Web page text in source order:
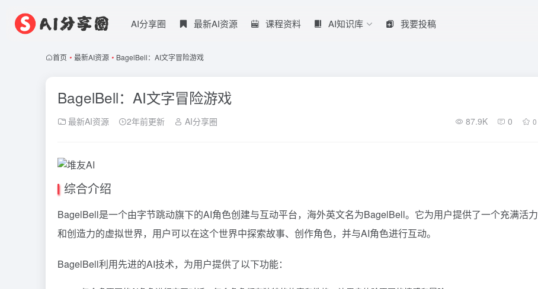
AI分享圈 最新AI资源 课程资料 AI知识库 我要投稿
首页 • 最新AI资源 • BagelBell：AI文字冒险游戏
BagelBell：AI文字冒险游戏
最新AI资源 2年前更新 AI分享圈 87.9K 0 0
综合介绍
BagelBell是一个由字节跳动旗下的AI角色创建与互动平台，海外英文名为BagelBell。它为用户提供了一个充满活力
和创造力的虚拟世界，用户可以在这个世界中探索故事、创作角色，并与AI角色进行互动。
BagelBell利用先进的AI技术，为用户提供了以下功能：